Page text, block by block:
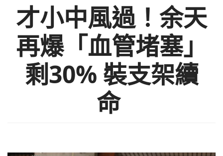
才小中風過！余天
再爆「血管堵塞」
剩30% 裝支架續
命